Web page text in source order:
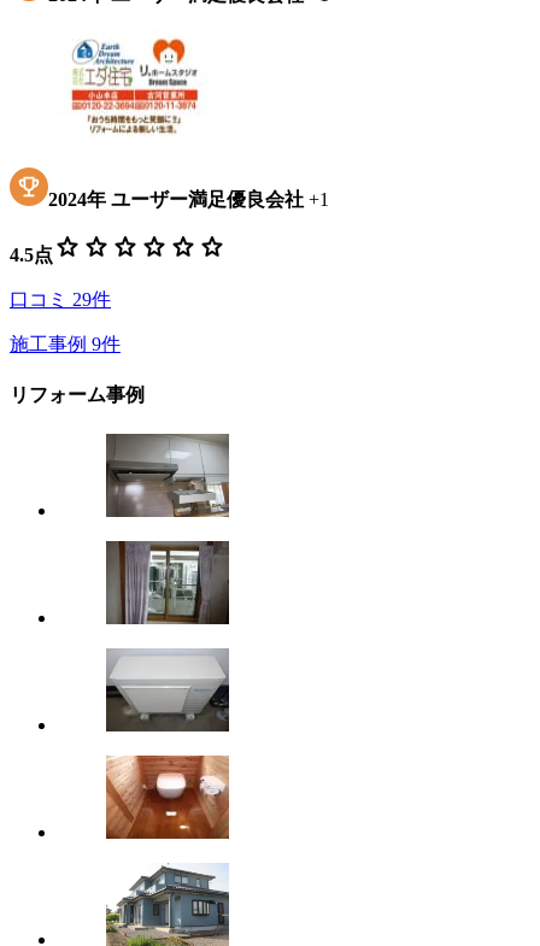
2024年 ユーザー満足優良会社 +1
4.5点 star star star star star star
口コミ 29件
施工事例 9件
リフォーム事例